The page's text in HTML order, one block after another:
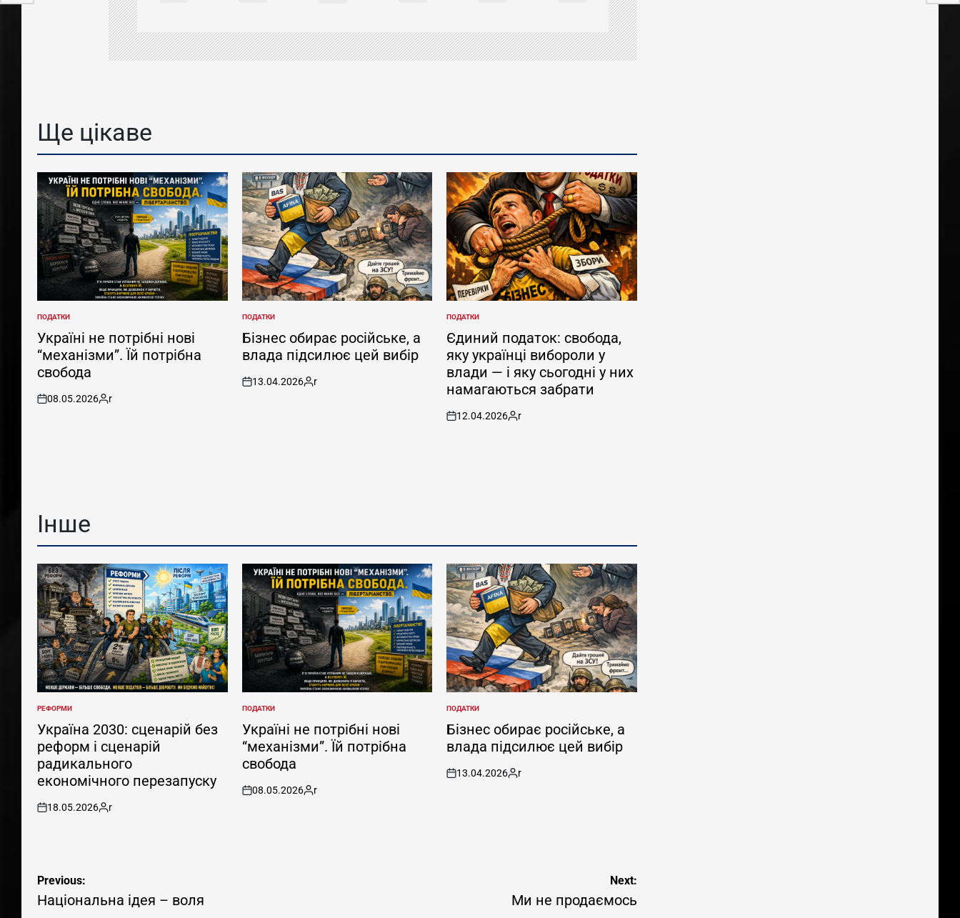
Ще цікаве
POSTED
IN
ПОДАТКИ
Україні не потрібні нові
“механізми”. Їй потрібна
свобода
on
08.05.2026
Posted
r
POSTED
IN
ПОДАТКИ
Бізнес обирає російське, а
влада підсилює цей вибір
on
13.04.2026
Posted
r
POSTED
IN
ПОДАТКИ
Єдиний податок: свобода,
яку українці вибороли у
влади — і яку сьогодні у них
намагаються забрати
on
12.04.2026
Posted
r
Інше
POSTED
IN
РЕФОРМИ
Україна 2030: сценарій без
реформ і сценарій
радикального
економічного перезапуску
on
18.05.2026
Posted
r
POSTED
IN
ПОДАТКИ
Україні не потрібні нові
“механізми”. Їй потрібна
свобода
on
08.05.2026
Posted
r
POSTED
IN
ПОДАТКИ
Бізнес обирає російське, а
влада підсилює цей вибір
on
13.04.2026
Posted
r
Навігація
Previous:
Національна ідея – воля
Next:
Ми не продаємось